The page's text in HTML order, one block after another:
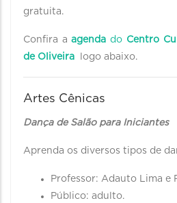
gratuita.
Confira aagendado Centro
de Oliveira
logo abaixo.
Artes Cênicas
Dança de Salão para Iniciantes
Aprenda os diversos tipos de
Professor: Adauto Lima e
Público: adulto.